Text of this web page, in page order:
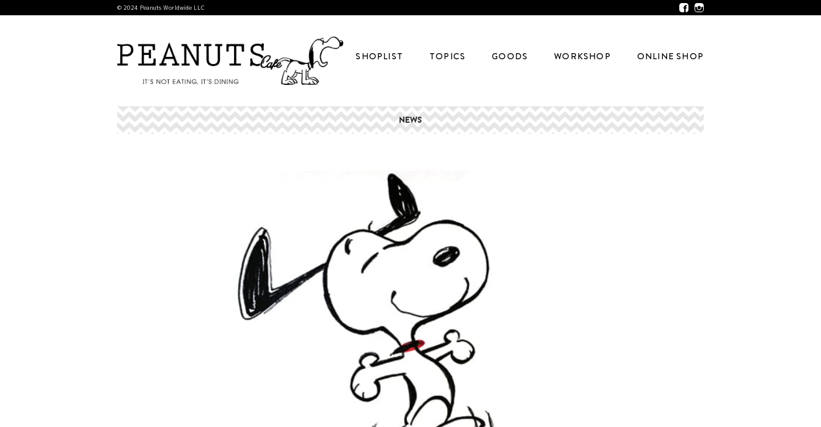
SHOPLIST TOPICS GOODS WORKSHOP ONLINE SHOP
© 2024 Peanuts Worldwide LLC
NEWS